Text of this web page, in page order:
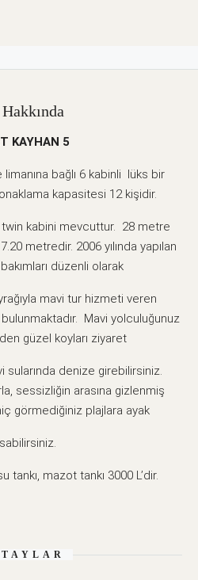
KAYHAN 5
bağlı 6 kabinli lüks bir
kapasitesi 12 kişidir.
kabini mevcuttur. 28 metre
metredir. 2006 yılında yapılan
düzenli olarak
mavi tur hizmeti veren
Mavi yolculuğunuz
güzel koyları ziyaret
sularında denize girebilirsiniz.
sessizliğin arasına gizlenmiş
görmediğiniz plajlara ayak
tankı, mazot tankı 3000 L’dir.